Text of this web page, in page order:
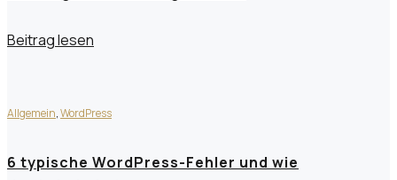
Beitrag lesen
Allgemein,WordPress
6 typische WordPress-Fehler und wie